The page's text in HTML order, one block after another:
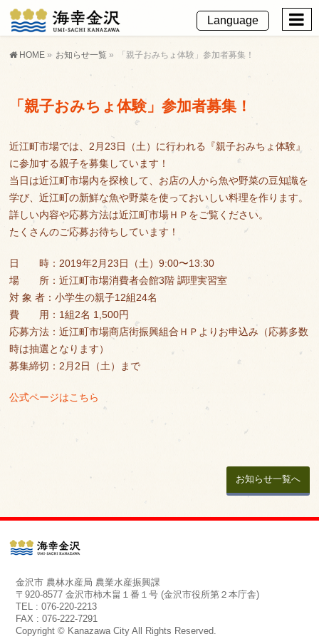
Language
简体字HOME » お知らせ一覧 » 「親子おみちょ体験」参加者募集！
「親子おみちょ体験」参加者募集！
近江町市場では、2月23日（土）に行われる『親子おみちょ体験』
に参加する親子を募集しています！
当日は近江町市場内を探検して、お店の人から魚や野菜の豆知識を
学び、近江町の新鮮な魚や野菜を使っておいしい料理を作ります。
詳しい内容や応募方法は近江町市場ＨＰをご覧ください。
たくさんのご応募お待ちしています！
日 時：2019年2月23日（土）9:00〜13:30
場 所：近江町市場消費者会館3階 調理実習室
対 象 者：小学生の親子12組24名
費 用：1組2名 1,500円
応募方法：近江町市場商店街振興組合ＨＰよりお申込み（応募多数
時は抽選となります）
募集締切：2月2日（土）まで
公式ページはこちら
お知らせ一覧へ
金沢市 農林水産局 農業水産振興課
〒920-8577 金沢市柿木畠１番１号 (金沢市役所第２本庁舎)
TEL : 076-220-2213
FAX : 076-222-7291
Copyright © Kanazawa City All Rights Reserved.